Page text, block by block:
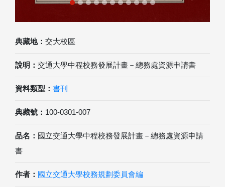
典藏地： 交大校區
說明： 交通大學中程校務發展計畫－總務處資源申請書
資料類型： 書刊
典藏號： 100-0301-007
品名： 國立交通大學中程校務發展計畫－總務處資源申請
書
作者： 國立交通大學校務規劃委員會編